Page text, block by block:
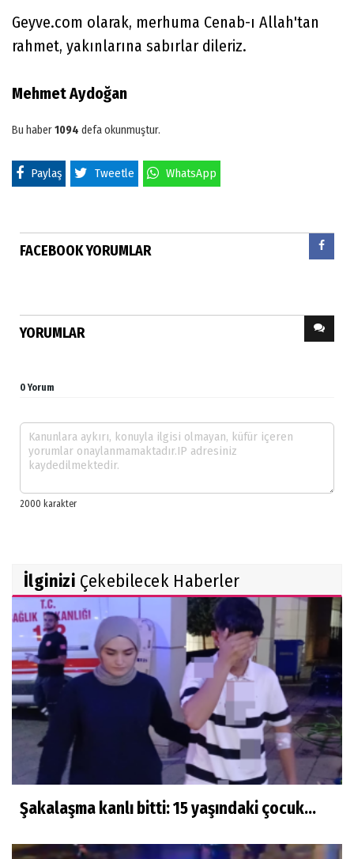
Geyve.com olarak, merhuma Cenab-ı Allah'tan
rahmet, yakınlarına sabırlar dileriz.
Mehmet Aydoğan
Bu haber1094 defa okunmuştur.
Paylaş Tweetle WhatsApp
FACEBOOK YORUMLAR
YORUMLAR
0 Yorum
İlginizi Çekebilecek Haberler
Şakalaşma kanlı bitti: 15 yaşındaki çocuk...